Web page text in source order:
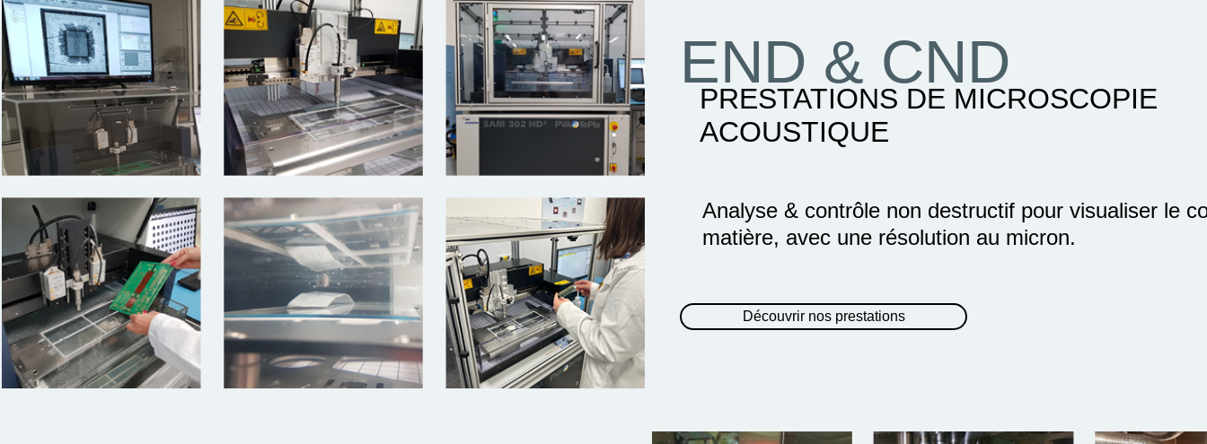
Analyse & contrôle non destructif pour visualiser le
matière, avec une résolution au micron.
END & CND
PRESTATIONS DE MICROSCOPIE
ACOUSTIQUE
Découvrir nos prestations